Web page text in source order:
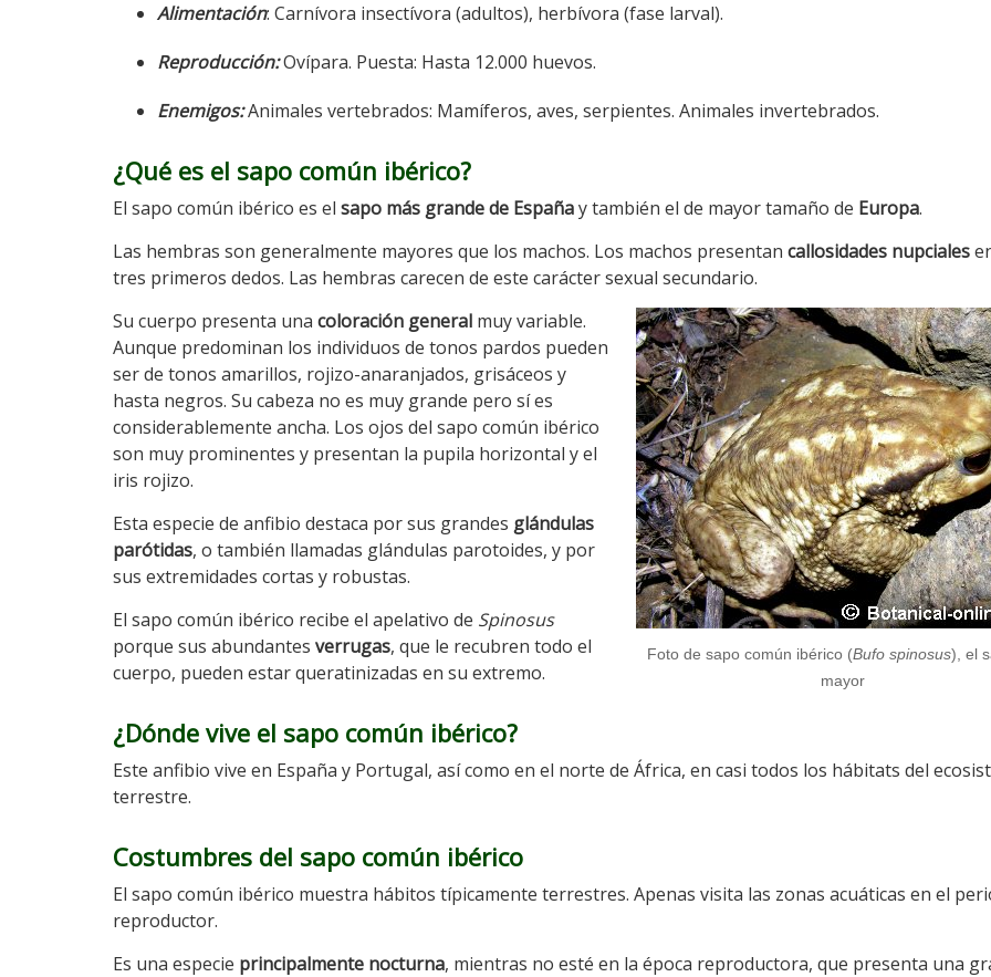
Alimentación: Carnívora insectívora (adultos), herbívora (fase larval).
Reproducción:Ovípara. Puesta: Hasta 12.000 huevos.
Enemigos:Animales vertebrados: Mamíferos, aves, serpientes. Animales invertebrados.
¿Qué es el sapo común ibérico?
El sapo común ibérico es el sapo más grande de Españay también el de mayor tamaño de Europa.
Las hembras son generalmente mayores que los machos. Los machos presentan callosidades nupciales
tres primeros dedos. Las hembras carecen de este carácter sexual secundario.
Foto de sapo común ibérico (Bufo spinosus), el
mayor
Su cuerpo presenta una coloración general muy variable.
Aunque predominan los individuos de tonos pardos pueden
ser de tonos amarillos, rojizo-anaranjados, grisáceos y
hasta negros. Su cabeza no es muy grande pero sí es
considerablemente ancha. Los ojos del sapo común ibérico
son muy prominentes y presentan la pupila horizontal y el
iris rojizo.
Esta especie de anfibio destaca por sus grandes glándulas
parótidas, o también llamadas glándulas parotoides, y por
sus extremidades cortas y robustas.
El sapo común ibérico recibe el apelativo de Spinosus
porque sus abundantes verrugas, que le recubren todo el
cuerpo, pueden estar queratinizadas en su extremo.
¿Dónde vive el sapo común ibérico?
Este anfibio vive en España y Portugal, así como en el norte de África, en casi todos los hábitats del
terrestre.
Costumbres del sapo común ibérico
El sapo común ibérico muestra hábitos típicamente terrestres. Apenas visita las zonas acuáticas en el
reproductor.
Es una especie principalmente nocturna, mientras no esté en la época reproductora, que presenta una